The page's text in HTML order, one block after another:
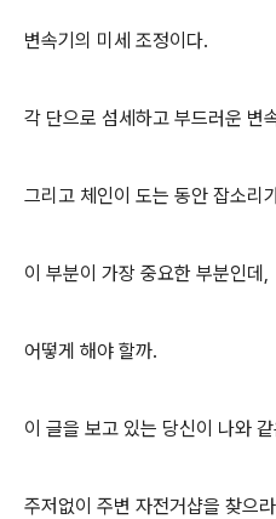
변속기의 미세 조정이다.
각 단으로 섬세하고 부드러운 변
그리고 체인이 도는 동안 잡소리
이 부분이 가장 중요한 부분인데,
어떻게 해야 할까.
이 글을 보고 있는 당신이 나와
주저없이 주변 자전거샵을 찾으